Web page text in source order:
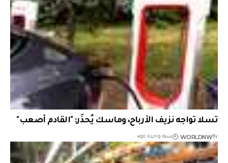
تسلا تواجه نزيف الأرباح، وماسك يُحذّر: "القادم أصعب"
By
WORLDNW سنة واحدة ago